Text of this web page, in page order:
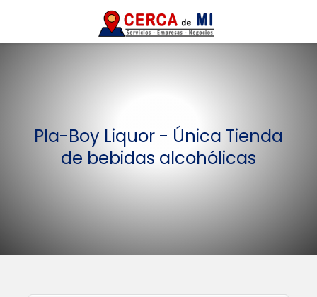
Pla-Boy Liquor - Única Tienda
de bebidas alcohólicas